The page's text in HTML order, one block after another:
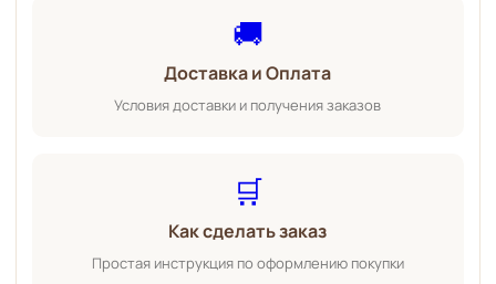
🚚
Доставка и Оплата
Условия доставки и получения заказов
🛒
Как сделать заказ
Простая инструкция по оформлению покупки